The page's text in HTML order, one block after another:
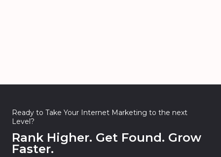
Ready to Take Your Internet Marketing to the next
Level?
Rank Higher. Get Found. Grow
Faster.